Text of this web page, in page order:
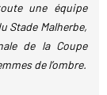
une équipe
Stade Malherbe,
de la Coupe
de l’ombre.